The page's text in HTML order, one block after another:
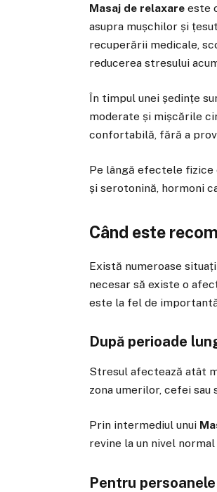
Masaj de relaxare este
asupra mușchilor și
recuperării medicale,
reducerea stresului
În timpul unei ședințe
moderate și mișcările
confortabilă, fără a
Pe lângă efectele fizice
și serotonină, hormoni
Când este
Există numeroase
necesar să existe o
este la fel de
După perioade
Stresul afectează atât
zona umerilor, cefei sau
Prin intermediul unui
revine la un nivel
Pentru